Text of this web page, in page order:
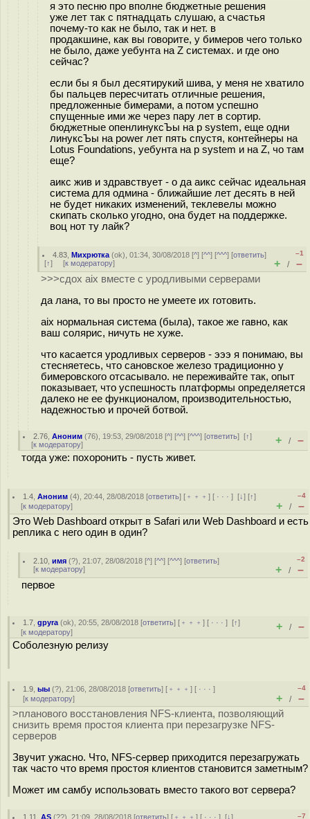
я это песню про вполне бюджетные решения
уже лет так с пятнадцать слушаю, а счастья
почему-то как не было, так и нет. в
продакшине, как вы говорите, у бимеров чего только
не было, даже уебунта на Z системах. и где оно
сейчас?
если бы я был десятирукий шива, у меня не хватило
бы пальцев пересчитать отличные решения,
предложенные бимерами, а потом успешно
спущенные ими же через пару лет в сортир.
бюджетные опенлинуксЪы на p system, еще одни
линуксЪы на power лет пять спустя, контейнеры на
Lotus Foundations, уебунта на p system и на Z, чо там
еще?
аикс жив и здравствует - о да аикс сейчас идеальная
система для одмина - ближайшие лет десять в ней
не будет никаких изменений, теклевелы можно
скипать сколько угодно, она будет на поддержке.
воц нот ту лайк?
4.83 ,Михрютка (ok), 01:34, 30/08/2018 [^] [^^] [^^^] [ответить]
[↑] [к модератору]
–1
+ / –
>>>сдох aix вместе с уродливыми серверами
да лана, то вы просто не умеете их готовить.
aix нормальная система (была), такое же гавно, как
ваш солярис, ничуть не хуже.
что касается уродливых серверов - эээ я понимаю, вы
стесняетесь, что сановское железо традиционно у
бимеровского отсасывало. не переживайте так, опыт
показывает, что успешность платформы определяется
далеко не ее функционалом, производительностью,
надежностью и прочей ботвой.
2.76 ,Аноним (76), 19:53, 29/08/2018 [^] [^^] [^^^] [ответить][↑]
[к модератору] + / –
тогда уже: похоронить - пусть живет.
1.4 ,Аноним (4), 20:44, 28/08/2018 [ответить] [ ﹢﹢﹢] [ · · ·][↓] [↑]
[к модератору]
–4
+ / –
Это Web Dashboard открыт в Safari или Web Dashboard и есть
реплика с него один в один?
2.10 ,имя (?), 21:07, 28/08/2018 [^] [^^] [^^^] [ответить]
[к модератору]
–2
+ / –
первое
1.7 ,gpyra (ok), 20:55, 28/08/2018 [ответить] [ ﹢﹢﹢] [ · · ·][↑]
[к модератору] + / –
Соболезную релизу
1.9 ,ыы (?), 21:06, 28/08/2018 [ответить] [ ﹢﹢﹢] [ · · ·]
[к модератору]
–4
+ / –
>планового восстановления NFS-клиента, позволяющий
снизить время простоя клиента при перезагрузке NFS-
серверов
Звучит ужасно. Что, NFS-сервер приходится перезагружать
так часто что время простоя клиентов становится заметным?
Может им самбу использовать вместо такого вот сервера?
1.11 ,AS (??), 21:09, 28/08/2018 [ответить] [ ﹢﹢﹢] [ · · ·][↓] –7